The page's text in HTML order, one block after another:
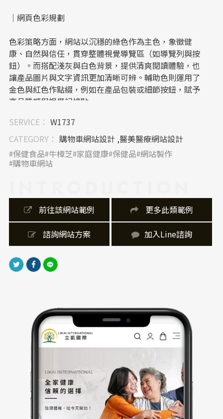
｜網頁色彩規劃
色彩策略方面，網站以沉穩的綠色作為主色，象徵健
康、自然與信任，貫穿整體視覺導覽區（如導覽列與按
鈕）。而搭配淺灰與白色背景，提供清爽閱讀體驗，也
讓產品圖片與文字資訊更加清晰可辨。輔助色則運用了
金色與紅色作點綴，例如在產品包裝或細節按鈕，賦予
高品質感與視覺記憶點。
｜網站架設 UI／UX
網站架設上，整體採用直覺式操作導向設計。從主選單
「首頁、關於立凱、保健食品推薦、認識牛樟芝…」等
慣，提升整體使用者體驗。此外，左右滑動的商品輪播
區也便於用戶快速掌握熱銷商品，兼具視覺引導與行動
召喚功能。
｜內容視覺表現，banner 設計
內容呈現方面，網站製作強調「圖文比例協調」與「溫
商品照與簡約背景，讓產品資訊一目了然。標題字體選
用粗黑體，提升可讀性且強化視覺焦點；內文則以圓潤
易讀字型呈現，減輕資訊壓力。
｜網站製作，技術細節
採用RWD（Responsive Web Design）響應式設計技
術，確保在不同裝置（手機、平板、電腦）上皆有一致
流暢的瀏覽體驗。商品展示區使用 JavaScript 或相關前
端框架實現滑動輪播功能，提升互動性與動態感。
SERVICE： W1737
CATEGORY： 購物車網站設計 ,醫美醫療網站設計
保健食品 牛樟芝 家庭健康 保健品 網站製作
購物車網站
前往該網站範例 更多此類範例
諮詢網站方案 加入Line諮詢